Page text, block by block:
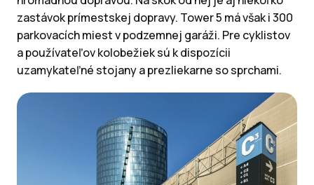
zastávok prímestskej dopravy. Tower 5 má však i 300
parkovacích miest v podzemnej garáži. Pre cyklistov
a používateľov kolobežiek sú k dispozícii
uzamykateľné stojany a prezliekarne so sprchami.